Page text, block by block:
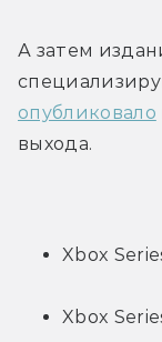
А затем
опубликовало
выхода.
Xbox
Xbox